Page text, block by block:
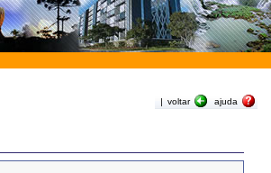
| voltar ajuda